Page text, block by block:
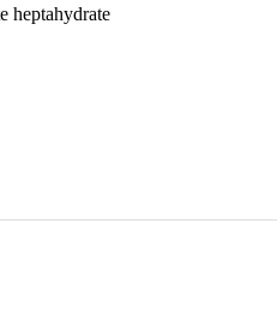
heptahydrate